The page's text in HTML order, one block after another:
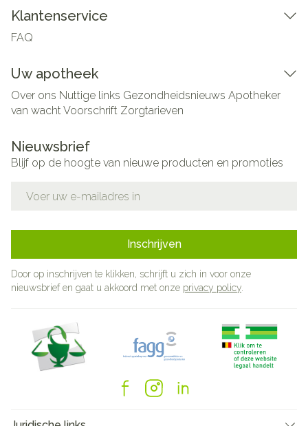
Klantenservice
FAQ
Uw apotheek
Over ons Nuttige links Gezondheidsnieuws Apotheker
van wachtVoorschrift Zorgtarieven
Nieuwsbrief
Blijf op de hoogte van nieuwe producten en promoties
Inschrijven
Door op inschrijven te klikken, schrijft u zich in voor onze
nieuwsbrief en gaat u akkoord met onze privacy policy